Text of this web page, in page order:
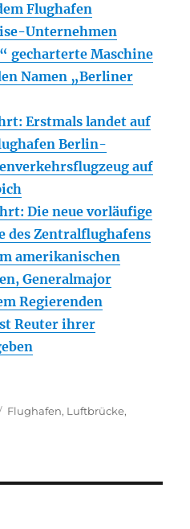
Flughafen
Unternehmen
gecharterte Maschine
Namen „Berliner
Erstmals landet auf
Berlin-
auf
Die neue vorläufige
des Zentralflughafens
amerikanischen
Generalmajor
Regierenden
Reuter ihrer
Kategorien
Flughafen, Luftbrücke,